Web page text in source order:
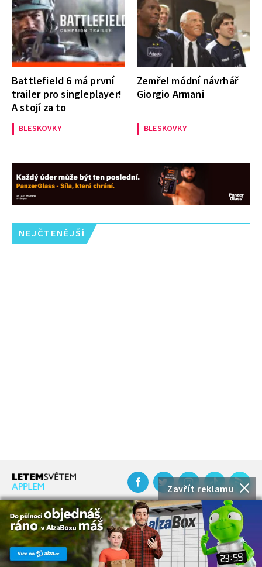
Zavřít reklamu
Battlefield 6 má první
trailer pro singleplayer!
A stojí za to
BLESKOVKY
Zemřel módní návrhář
Giorgio Armani
BLESKOVKY
NEJČTENĚJŠÍ